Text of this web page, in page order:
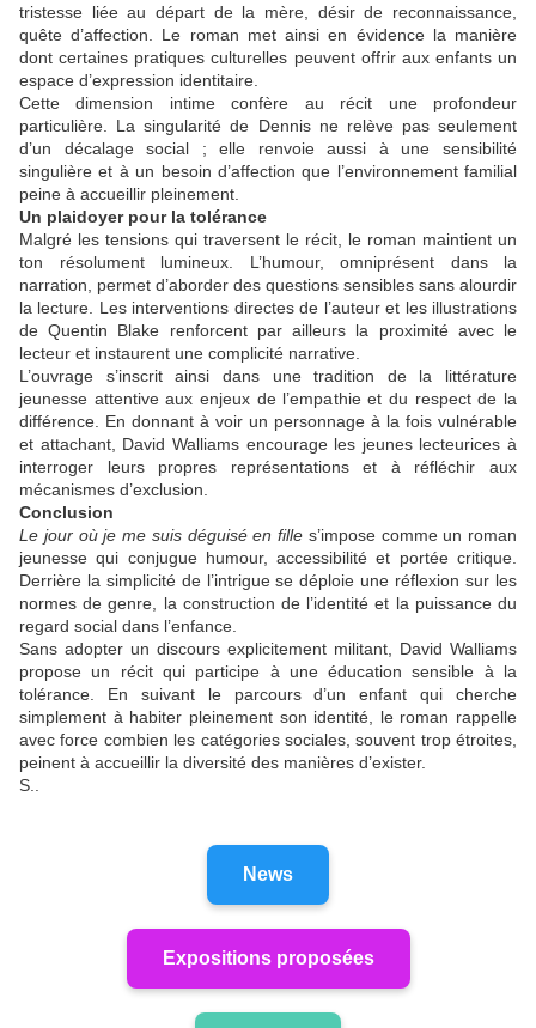
tristesse liée au départ de la mère, désir de reconnaissance,
quête d’affection. Le roman met ainsi en évidence la manière
dont certaines pratiques culturelles peuvent offrir aux enfants un
espace d’expression identitaire.
Cette dimension intime confère au récit une profondeur
particulière. La singularité de Dennis ne relève pas seulement
d’un décalage social ; elle renvoie aussi à une sensibilité
singulière et à un besoin d’affection que l’environnement familial
peine à accueillir pleinement.
Un plaidoyer pour la tolérance
Malgré les tensions qui traversent le récit, le roman maintient un
ton résolument lumineux. L’humour, omniprésent dans la
narration, permet d’aborder des questions sensibles sans alourdir
la lecture. Les interventions directes de l’auteur et les illustrations
de Quentin Blake renforcent par ailleurs la proximité avec le
lecteur et instaurent une complicité narrative.
L’ouvrage s’inscrit ainsi dans une tradition de la littérature
jeunesse attentive aux enjeux de l’empathie et du respect de la
différence. En donnant à voir un personnage à la fois vulnérable
et attachant, David Walliams encourage les jeunes lecteurices à
interroger leurs propres représentations et à réfléchir aux
mécanismes d’exclusion.
Conclusion
Le jour où je me suis déguisé en fille s’impose comme un roman
jeunesse qui conjugue humour, accessibilité et portée critique.
Derrière la simplicité de l’intrigue se déploie une réflexion sur les
normes de genre, la construction de l’identité et la puissance du
regard social dans l’enfance.
Sans adopter un discours explicitement militant, David Walliams
propose un récit qui participe à une éducation sensible à la
tolérance. En suivant le parcours d’un enfant qui cherche
simplement à habiter pleinement son identité, le roman rappelle
avec force combien les catégories sociales, souvent trop étroites,
peinent à accueillir la diversité des manières d’exister.
S..
News
Expositions proposées